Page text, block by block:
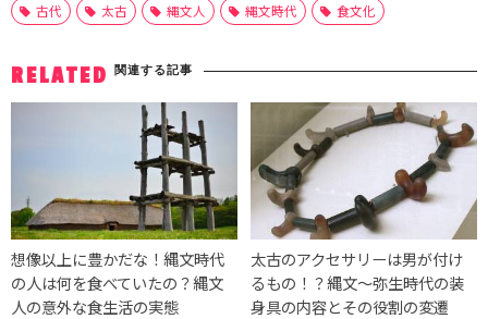
古代 太古 縄文人 縄文時代 食文化
RELATED 関連する記事
想像以上に豊かだな！縄文時代
の人は何を食べていたの？縄文
人の意外な食生活の実態
太古のアクセサリーは男が付け
るもの！？縄文～弥生時代の装
身具の内容とその役割の変遷